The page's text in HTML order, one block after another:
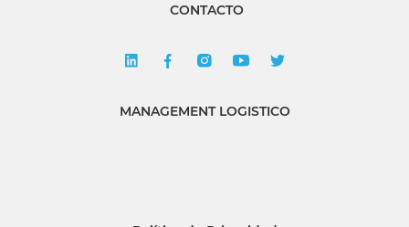
CONTACTO
MANAGEMENT LOGISTICO